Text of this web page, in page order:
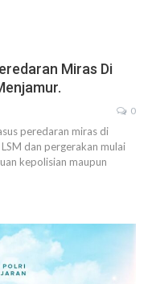
Miras Di
0
peredaran miras di
dan pergerakan mulai
kepolisian maupun